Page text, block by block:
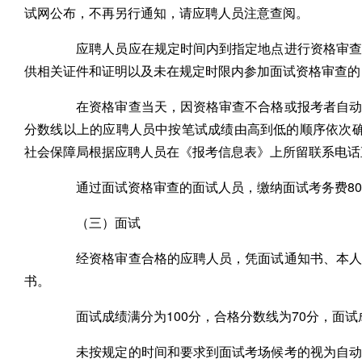
试网公布，不再另行通知，请应聘人员注意查阅。
应聘人员应在规定时间内到指定地点进行资格审
供相关证件和证明以及未在规定时限内参加面试资格审查
在资格审查当天，因资格审查不合格或报考者自
分数线以上的应聘人员中按笔试成绩由高到低的顺序依
社会保障局根据应聘人员在《报考信息表》上所留联系电
通过面试资格审查的面试人员，缴纳面试考务费
（三）面试
经资格审查合格的应聘人员，凭面试通知书、本
书。
面试成绩满分为100分，合格分数线为70分，面试
未按规定的时间和要求到面试考场候考的视为自